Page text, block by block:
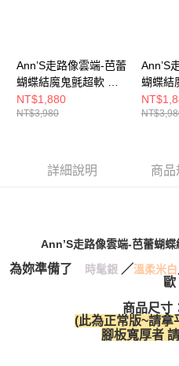
請求用戶進行身份認證。
５．嚴禁一人註冊多個帳號或使用他
恩沛科技股份有限公司將有權停止該
國家/地區配送(限中國大陸地區)
Ann’S走路像雲端-芭蕾
蝴蝶結魔鬼氈超軟 瑪
莉珍德訓鞋1.5cm-銀
NT$1,880
NT$3,980
Ann’S
蝴蝶結
莉珍德
詳細說明 商品
Ann’S走路像雲端-芭蕾蝴
為妳準備了 時髦銀／溫柔米白
歐
商品尺寸
(此為正常版~請拿
腳板寬厚者